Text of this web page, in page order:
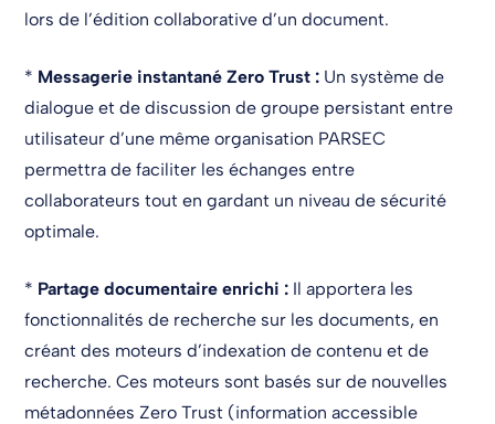
lors de l’édition collaborative d’un document.
* Messagerie instantané Zero Trust : Un système de
dialogue et de discussion de groupe persistant entre
utilisateur d’une même organisation PARSEC
permettra de faciliter les échanges entre
collaborateurs tout en gardant un niveau de sécurité
optimale.
* Partage documentaire enrichi : Il apportera les
fonctionnalités de recherche sur les documents, en
créant des moteurs d’indexation de contenu et de
recherche. Ces moteurs sont basés sur de nouvelles
métadonnées Zero Trust (information accessible